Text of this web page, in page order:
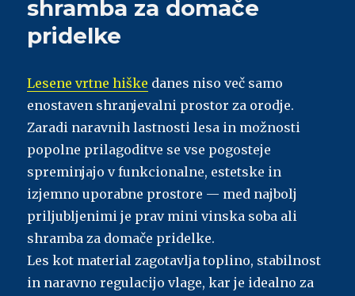
priklopa
shramba za domače
pridelke
Lesene vrtne hiške danes niso več samo
enostaven shranjevalni prostor za orodje.
Zaradi naravnih lastnosti lesa in možnosti
popolne prilagoditve se vse pogosteje
spreminjajo v funkcionalne, estetske in
izjemno uporabne prostore — med najbolj
priljubljenimi je prav mini vinska soba ali
shramba za domače pridelke.
Les kot material zagotavlja toplino, stabilnost
in naravno regulacijo vlage, kar je idealno za